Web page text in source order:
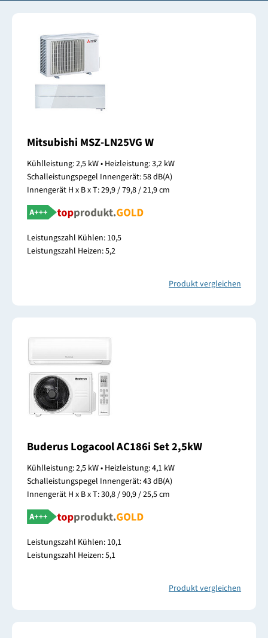
Mitsubishi MSZ-LN25VG W
Kühlleistung: 2,5 kW • Heizleistung: 3,2 kW
Schalleistungspegel Innengerät: 58 dB(A)
Innengerät H x B x T: 29,9 / 79,8 / 21,9 cm
Leistungszahl Kühlen: 10,5
Leistungszahl Heizen: 5,2
Produkt vergleichen
Buderus Logacool AC186i Set 2,5kW
Kühlleistung: 2,5 kW • Heizleistung: 4,1 kW
Schalleistungspegel Innengerät: 43 dB(A)
Innengerät H x B x T: 30,8 / 90,9 / 25,5 cm
Leistungszahl Kühlen: 10,1
Leistungszahl Heizen: 5,1
Produkt vergleichen